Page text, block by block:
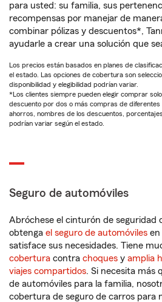
para usted: su familia, sus
recompensas por manejar de
combinar pólizas y descuentos*,
ayudarle a crear una solución que
Los precios están basados en planes de
el estado. Las opciones de cobertura son
disponibilidad y elegibilidad podrían variar.
*Los clientes siempre pueden elegir comprar
descuento por dos o más compras de diferentes
ahorros, nombres de los descuentos,
podrían variar según el estado.
Seguro de automóviles
Abróchese el cinturón de seguridad
obtenga el seguro de automóviles en
satisface sus necesidades. Tiene
cobertura contra choques y amplia
viajes compartidos. Si necesita más
de automóviles para la familia,
cobertura de seguro de carros para